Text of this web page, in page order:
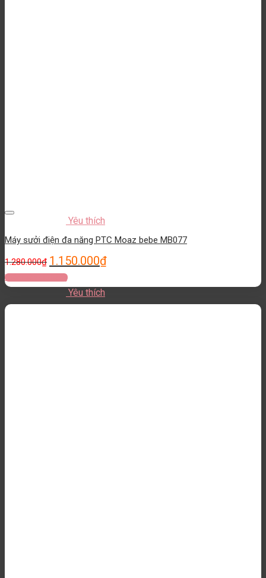
Yêu thích
Máy sưởi điện đa năng PTC Moaz bebe MB077
1.280.000₫ 1.150.000₫
Thêm vào giỏ hàng
Yêu thích